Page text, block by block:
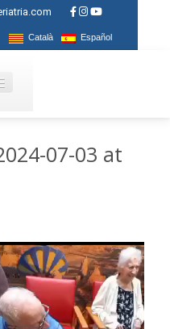
Català Español
07-03 at